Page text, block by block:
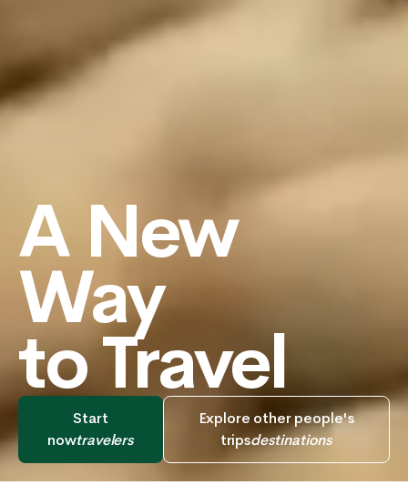
A New
Way
to Travel
Start
nowtravelers
Explore other people's
tripsdestinations